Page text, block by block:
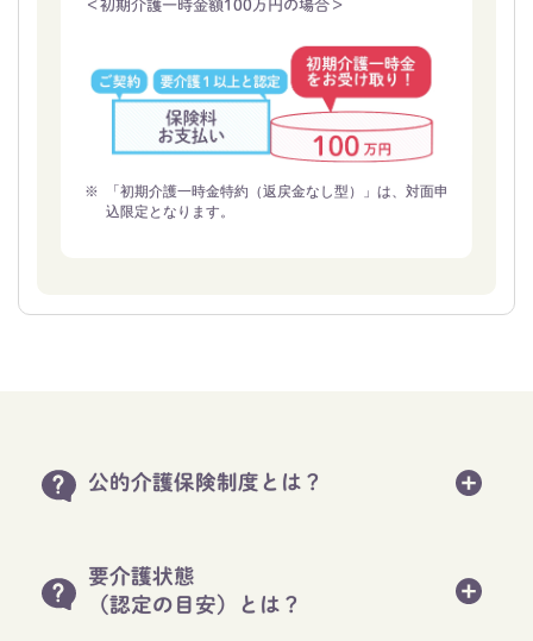
＜初期介護一時金額100万円の場合＞
※ 「初期介護一時金特約（返戻金なし型）」は、対面申
込限定となります。
公的介護保険制度とは？
要介護状態
（認定の目安）とは？